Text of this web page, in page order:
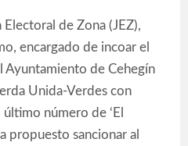
Electoral de Zona (JEZ),
encargado de incoar el
Ayuntamiento de Cehegín
Unida-Verdes con
número de ‘El
propuesto sancionar al